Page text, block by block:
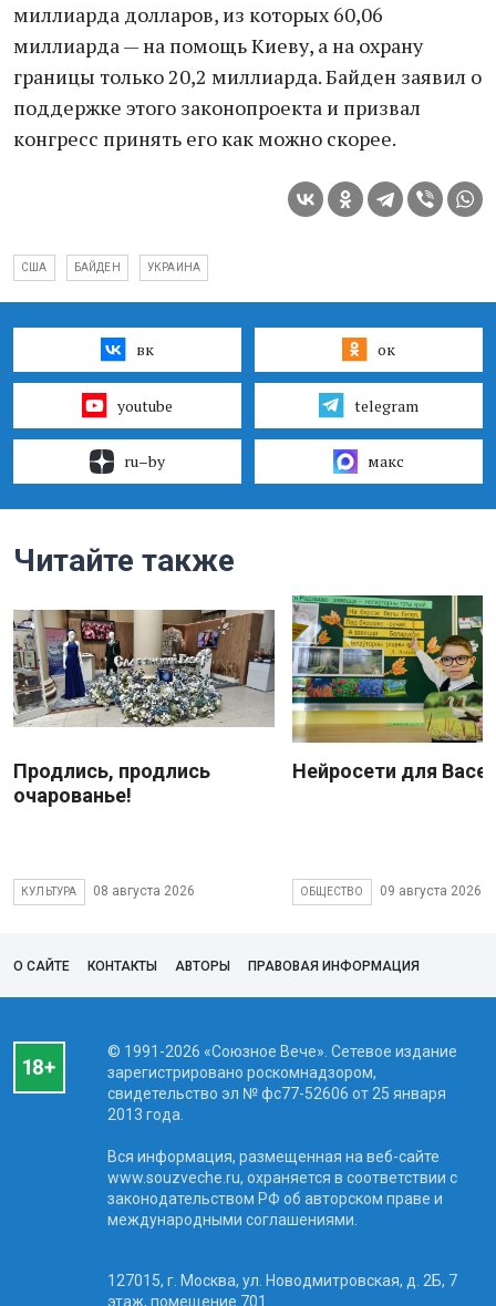
миллиарда долларов, из которых 60,06
миллиарда — на помощь Киеву, а на охрану
границы только 20,2 миллиарда. Байден заявил о
поддержке этого законопроекта и призвал
конгресс принять его как можно скорее.
США БАЙДЕН УКРАИНА
вк ок
youtube telegram
ru–by макс
Читайте также
Продлись, продлись
очарованье!
КУЛЬТУРА 08 августа 2026
Нейросети для
ОБЩЕСТВО 09 августа 2026
О САЙТЕ КОНТАКТЫ АВТОРЫ ПРАВОВАЯ ИНФОРМАЦИЯ
© 1991-2026 «Союзное Вече». Сетевое издание
зарегистрировано роскомнадзором,
свидетельство эл № фc77-52606 от 25 января
2013 года.
Вся информация, размещенная на веб-сайте
www.souzveche.ru, охраняется в соответствии с
законодательством РФ об авторском праве и
международными соглашениями.
127015, г. Москва, ул. Новодмитровская, д. 2Б, 7
этаж, помещение 701